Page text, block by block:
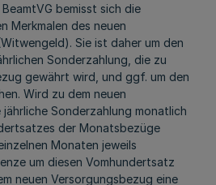
bemisst sich die
Merkmalen des neuen
Sie ist daher um den
Sonderzahlung, die zu
gewährt wird, und ggf. um den
Wird zu dem neuen
Sonderzahlung monatlich
der Monatsbezüge
Monaten jeweils
um diesen Vomhundertsatz
neuen Versorgungsbezug eine